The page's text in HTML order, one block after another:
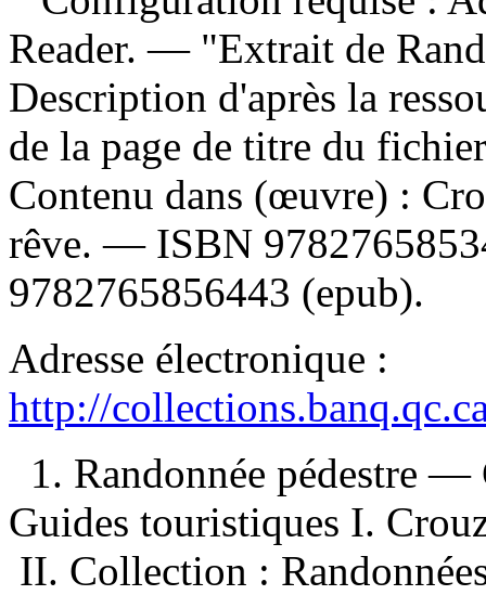
Reader. — "Extrait de
Description d'après la
de la page de titre du
Contenu dans (œuvre) :
rêve. — ISBN
9782765856443 (epub).
Adresse électronique :
http://
1. Randonnée pédestre
Guides touristiques I.
II. Collection :